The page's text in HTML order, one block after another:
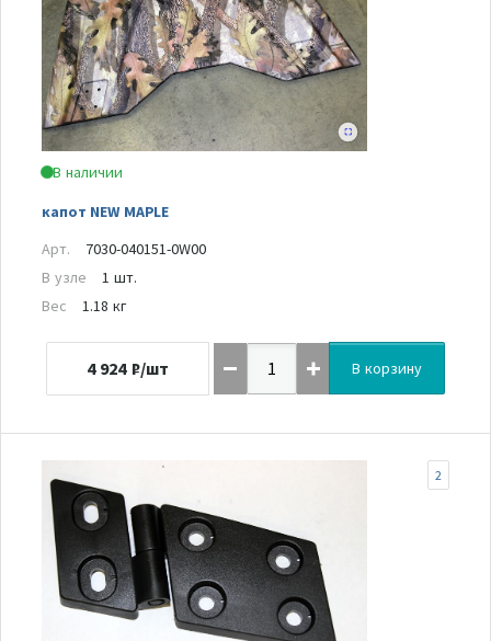
В наличии
капот NEW MAPLE
Арт.
7030-040151-0W00
В узле
1 шт.
Вес
1.18 кг
4 924 ₽/шт В корзину
2